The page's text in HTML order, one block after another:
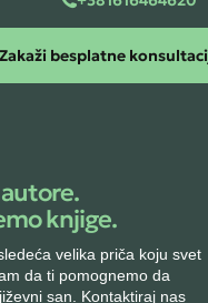
Zakaži besplatne
knjige.
velika priča koju svet
da ti pomognemo da
san. Kontaktiraj nas